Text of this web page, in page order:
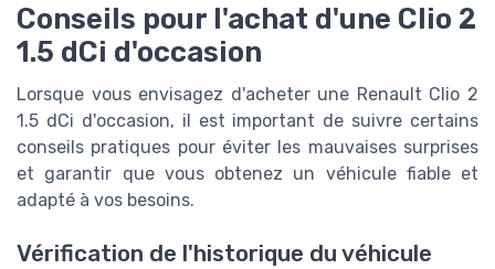
Conseils pour l'achat d'une Clio 2
1.5 dCi d'occasion
Lorsque vous envisagez d'acheter une Renault Clio 2
1.5 dCi d'occasion, il est important de suivre certains
conseils pratiques pour éviter les mauvaises surprises
et garantir que vous obtenez un véhicule fiable et
adapté à vos besoins.
Vérification de l'historique du véhicule